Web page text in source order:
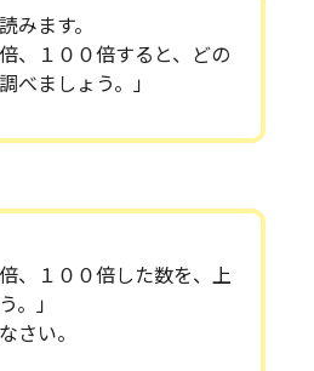
みます。
、１００倍すると、どの
べましょう。」
、１００倍した数を、上
。」
さい。